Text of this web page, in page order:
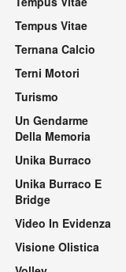
Tempus Vitae
Ternana Calcio
Terni Motori
Turismo
Un Gendarme
Della Memoria
Unika Burraco
Unika Burraco E
Bridge
Video In Evidenza
Visione Olistica